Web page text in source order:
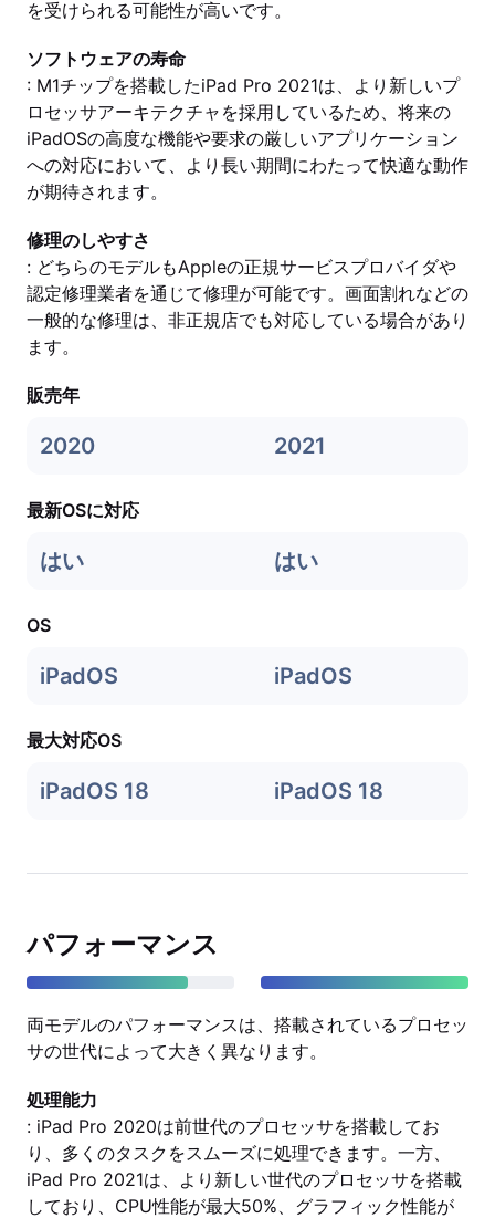
を受けられる可能性が高いです。
ソフトウェアの寿命
: M1チップを搭載したiPad Pro 2021は、より新しいプ
ロセッサアーキテクチャを採用しているため、将来の
iPadOSの高度な機能や要求の厳しいアプリケーション
への対応において、より長い期間にわたって快適な動作
が期待されます。
修理のしやすさ
: どちらのモデルもAppleの正規サービスプロバイダや
認定修理業者を通じて修理が可能です。画面割れなどの
一般的な修理は、非正規店でも対応している場合があり
ます。
販売年
2020 2021
最新OSに対応
はい はい
OS
iPadOS iPadOS
最大対応OS
iPadOS 18 iPadOS 18
パフォーマンス
両モデルのパフォーマンスは、搭載されているプロセッ
サの世代によって大きく異なります。
処理能力
: iPad Pro 2020は前世代のプロセッサを搭載してお
り、多くのタスクをスムーズに処理できます。一方、
iPad Pro 2021は、より新しい世代のプロセッサを搭載
しており、CPU性能が最大50%、グラフィック性能が